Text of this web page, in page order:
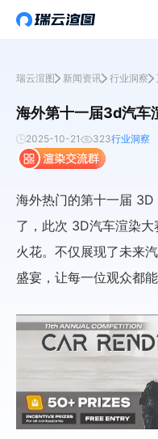
瑞云渲图 新闻资讯 行业洞察
海外第十一届3d汽车
2025-10-21 323行业洞察
海外热门的第十一届
了，此次 3D汽车渲染
火花。不仅展现了未来
盛宴，让每一位观众都